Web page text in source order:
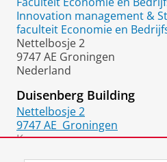
Innovation management &
faculteit Economie en
Nettelbosje 2
9747 AE Groningen
Nederland
Duisenberg Building
Nettelbosje 2
9747 AE Groningen
Kamer: